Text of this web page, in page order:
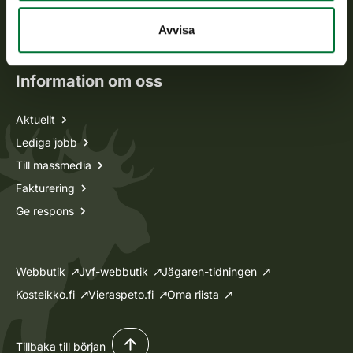
Avvisa
Oma riista -tjänsten
Ansökan om licenser och dispenser
Information om oss
Aktuellt
Lediga jobb
Till massmedia
Fakturering
Ge respons
Webbutik Jvf-webbutik
Jägaren-tidningen
Kosteikko.fi
Vieraspeto.fi Oma riista
Tillbaka till början